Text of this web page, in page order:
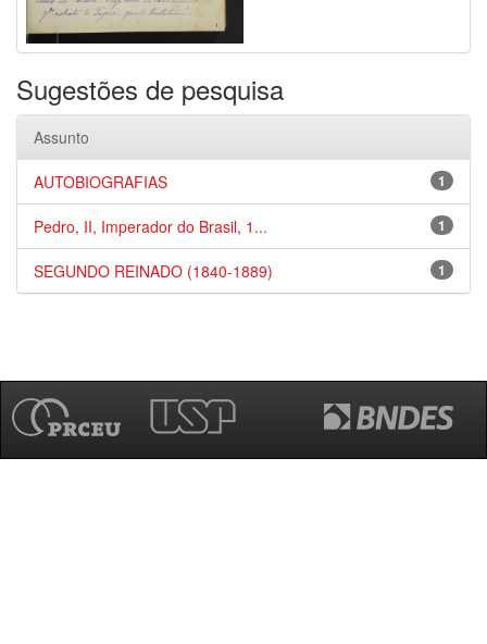
Sugestões de pesquisa
Assunto
1
AUTOBIOGRAFIAS
1
Pedro, II, Imperador do Brasil, 1...
1
SEGUNDO REINADO (1840-1889)